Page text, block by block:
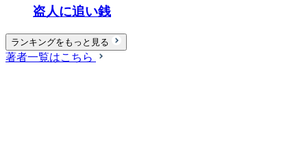
盗人に追い銭
ランキングをもっと見る
著者一覧はこちら